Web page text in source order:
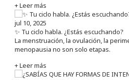
+ Leer más
jul 10, 2025
✨ Tu ciclo habla. ¿Estás escuchando?
La menstruación, la ovulación, la
menopausia no son solo etapas.
+ Leer más